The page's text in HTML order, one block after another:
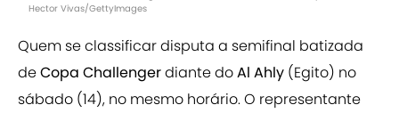
Hector Vivas/GettyImages
Quem se classificar disputa a semifinal batizada
deCopa Challengerdiante doAl Ahly (Egito) no
sábado (14), no mesmo horário. O representante